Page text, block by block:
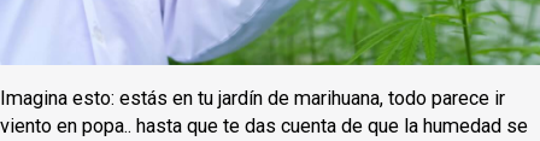
Imagina esto: estás en tu jardín de marihuana, todo parece ir
viento en popa.. hasta que te das cuenta de que la humedad se